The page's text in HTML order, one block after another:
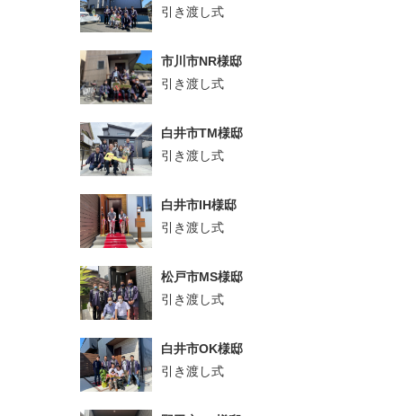
引き渡し式
市川市NR様邸
引き渡し式
白井市TM様邸
引き渡し式
白井市IH様邸
引き渡し式
松戸市MS様邸
引き渡し式
白井市OK様邸
引き渡し式